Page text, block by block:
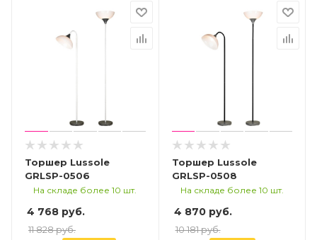
Торшер Lussole
GRLSP-0506
На складе более 10 шт.
4 768 руб.
11 828 руб.
Торшер Lussole
GRLSP-0508
На складе более 10 шт.
4 870 руб.
10 181 руб.